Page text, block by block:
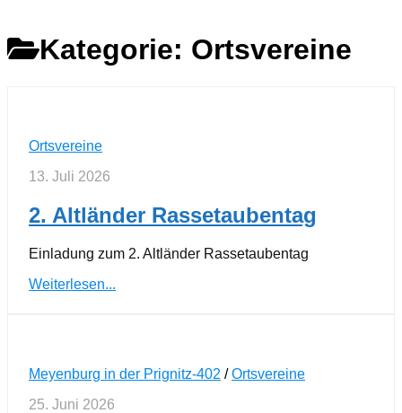
Kategorie: Ortsvereine
Ortsvereine
13. Juli 2026
2. Altländer Rassetaubentag
Einladung zum 2. Altländer Rassetaubentag
Weiterlesen...
Meyenburg in der Prignitz-402 /Ortsvereine
25. Juni 2026